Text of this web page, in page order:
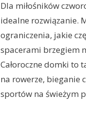
Dla miłośników
idealne rozwiązanie.
ograniczenia, jakie
spacerami brzegiem
Całoroczne domki to
na rowerze, bieganie
sportów na świeżym